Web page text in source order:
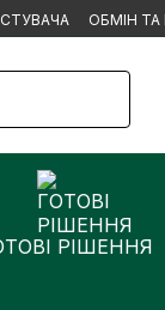
ОБМІН
РІШЕННЯ